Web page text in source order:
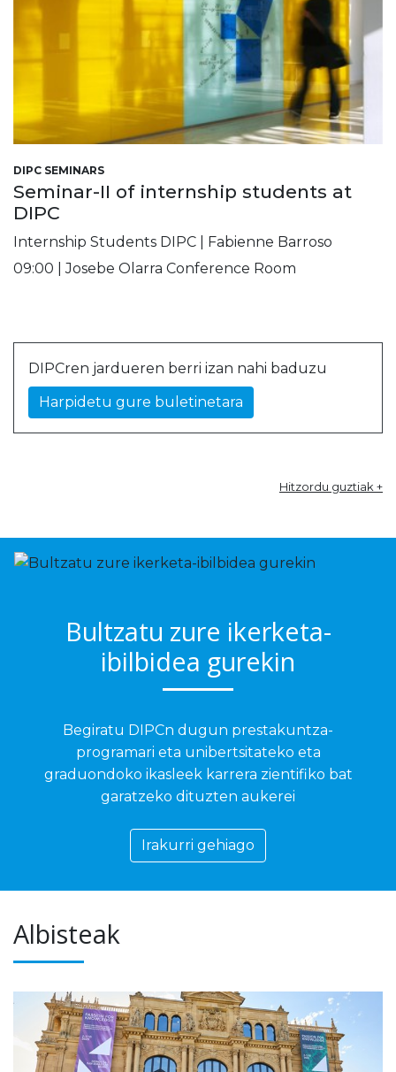
DIPC SEMINARS
Seminar-II of internship students at
DIPC
Internship Students DIPC | Fabienne Barroso
09:00 | Josebe Olarra Conference Room
DIPCren jardueren berri izan nahi baduzu
Harpidetu gure buletinetara
Hitzordu guztiak +
Bultzatu zure ikerketa-
ibilbidea gurekin
Begiratu DIPCn dugun prestakuntza-
programari eta unibertsitateko eta
graduondoko ikasleek karrera zientifiko bat
garatzeko dituzten aukerei
Irakurri gehiago
Albisteak